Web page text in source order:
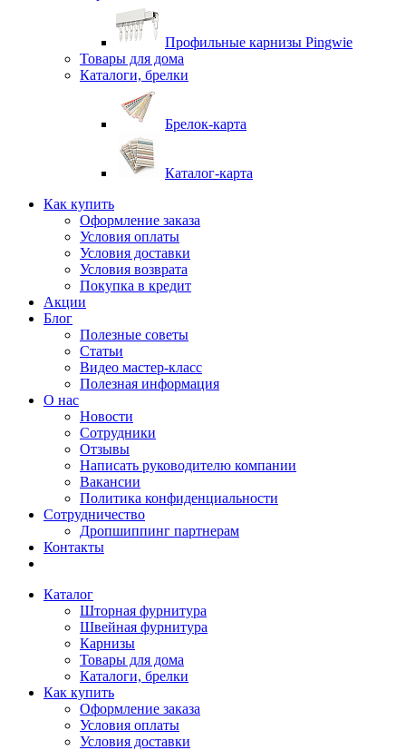
Профильные карнизы Pingwie
Товары для дома
Каталоги, брелки
Брелок-карта
Каталог-карта
Как купить
Оформление заказа
Условия оплаты
Условия доставки
Условия возврата
Покупка в кредит
Акции
Блог
Полезные советы
Статьи
Видео мастер-класс
Полезная информация
О нас
Новости
Сотрудники
Отзывы
Написать руководителю компании
Вакансии
Политика конфиденциальности
Сотрудничество
Дропшиппинг партнерам
Контакты
Каталог
Шторная фурнитура
Швейная фурнитура
Карнизы
Товары для дома
Каталоги, брелки
Как купить
Оформление заказа
Условия оплаты
Условия доставки